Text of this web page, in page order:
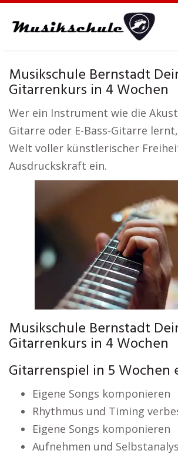
Musikschule Bernstadt
Gitarrenkurs in 4 Wochen
Wer ein Instrument wie die
Gitarre oder E-Bass-Gitarre
Welt voller künstlerischer
Ausdruckskraft ein.
Musikschule Bernstadt
Gitarrenkurs in 4 Wochen
Gitarrenspiel in 5 Wochen
Eigene Songs komponieren
Rhythmus und Timing
Eigene Songs komponieren
Aufnehmen und